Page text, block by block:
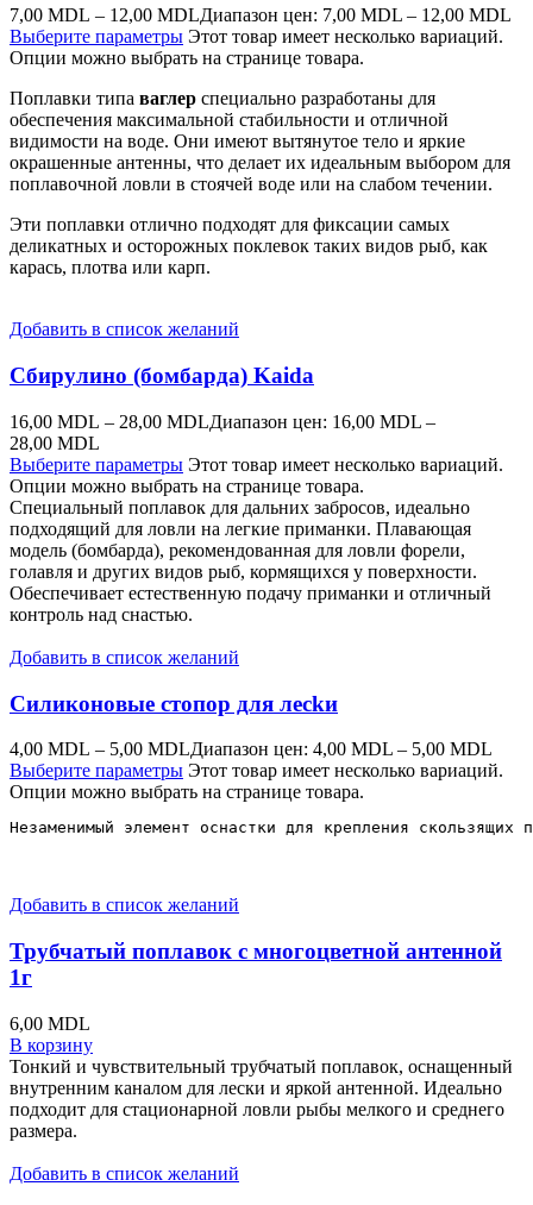
7,00 MDL – 12,00 MDLДиапазон цен: 7,00 MDL – 12,00 MDL
Выберите параметры Этот товар имеет несколько вариаций.
Опции можно выбрать на странице товара.
Поплавки типа ваглер специально разработаны для
обеспечения максимальной стабильности и отличной
видимости на воде. Они имеют вытянутое тело и яркие
окрашенные антенны, что делает их идеальным выбором для
поплавочной ловли в стоячей воде или на слабом течении.
Эти поплавки отлично подходят для фиксации самых
деликатных и осторожных поклевок таких видов рыб, как
карась, плотва или карп.
Добавить в список желаний
Сбирулино (бомбарда) Kaida
16,00 MDL – 28,00 MDLДиапазон цен: 16,00 MDL –
28,00 MDL
Выберите параметры Этот товар имеет несколько вариаций.
Опции можно выбрать на странице товара.
Специальный поплавок для дальних забросов, идеально
подходящий для ловли на легкие приманки. Плавающая
модель (бомбарда), рекомендованная для ловли форели,
голавля и других видов рыб, кормящихся у поверхности.
Обеспечивает естественную подачу приманки и отличный
контроль над снастью.
Добавить в список желаний
Силиконовые стопор для лесkи
4,00 MDL – 5,00 MDLДиапазон цен: 4,00 MDL – 5,00 MDL
Выберите параметры Этот товар имеет несколько вариаций.
Опции можно выбрать на странице товара.
Незаменимый элемент оснастки для крепления
Добавить в список желаний
Трубчатый поплавок с многоцветной антенной
1г
6,00 MDL
В корзину
Тонкий и чувствительный трубчатый поплавок, оснащенный
внутренним каналом для лески и яркой антенной. Идеально
подходит для стационарной ловли рыбы мелкого и среднего
размера.
Добавить в список желаний